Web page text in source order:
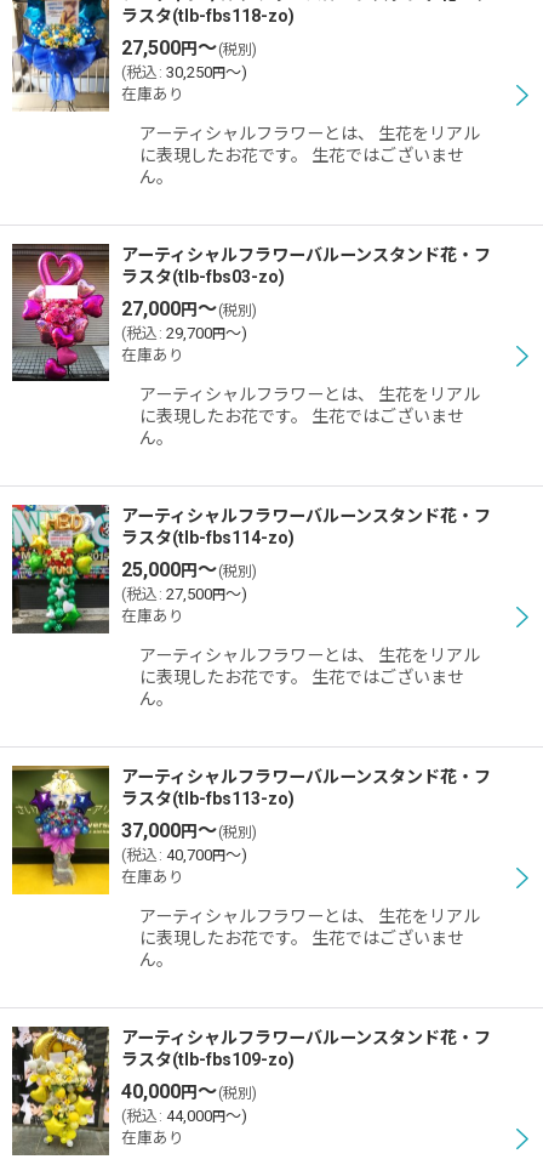
ラスタ(tlb-fbs118-zo)
27,500円～(税別)
(税込 : 30,250円～)
在庫あり
アーティシャルフラワーとは、 生花をリアル
に表現したお花です。 生花ではございませ
ん。
アーティシャルフラワーバルーンスタンド花・フ
ラスタ(tlb-fbs03-zo)
27,000円～(税別)
(税込 : 29,700円～)
在庫あり
アーティシャルフラワーとは、 生花をリアル
に表現したお花です。 生花ではございませ
ん。
アーティシャルフラワーバルーンスタンド花・フ
ラスタ(tlb-fbs114-zo)
25,000円～(税別)
(税込 : 27,500円～)
在庫あり
アーティシャルフラワーとは、 生花をリアル
に表現したお花です。 生花ではございませ
ん。
アーティシャルフラワーバルーンスタンド花・フ
ラスタ(tlb-fbs113-zo)
37,000円～(税別)
(税込 : 40,700円～)
在庫あり
アーティシャルフラワーとは、 生花をリアル
に表現したお花です。 生花ではございませ
ん。
アーティシャルフラワーバルーンスタンド花・フ
ラスタ(tlb-fbs109-zo)
40,000円～(税別)
(税込 : 44,000円～)
在庫あり